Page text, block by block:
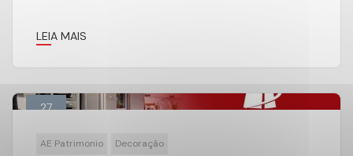
LEIA MAIS
27
AE Patrimonio Decoração